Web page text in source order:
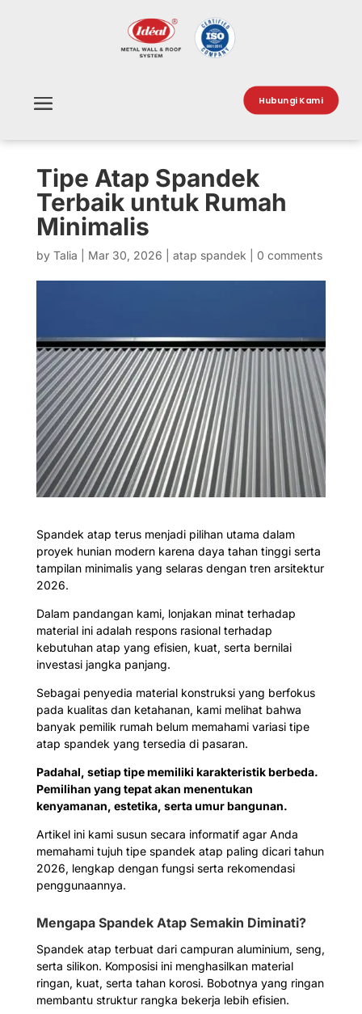
Hubungi Kami
Tipe Atap Spandek
Terbaik untuk Rumah
Minimalis
by Talia Mar 30, 2026 atap spandek 0 comments
Spandek atap terus menjadi pilihan utama dalam
proyek hunian modern karena daya tahan tinggi serta
tampilan minimalis yang selaras dengan tren arsitektur
2026.
Dalam pandangan kami, lonjakan minat terhadap
material ini adalah respons rasional terhadap
kebutuhan atap yang efisien, kuat, serta bernilai
investasi jangka panjang.
Sebagai penyedia material konstruksi yang berfokus
pada kualitas dan ketahanan, kami melihat bahwa
banyak pemilik rumah belum memahami variasi tipe
atap spandek yang tersedia di pasaran.
Padahal, setiap tipe memiliki karakteristik berbeda.
Pemilihan yang tepat akan menentukan
kenyamanan, estetika, serta umur bangunan.
Artikel ini kami susun secara informatif agar Anda
memahami tujuh tipe spandek atap paling dicari tahun
2026, lengkap dengan fungsi serta rekomendasi
penggunaannya.
Mengapa Spandek Atap Semakin Diminati?
Spandek atap terbuat dari campuran aluminium, seng,
serta silikon. Komposisi ini menghasilkan material
ringan, kuat, serta tahan korosi. Bobotnya yang ringan
membantu struktur rangka bekerja lebih efisien.